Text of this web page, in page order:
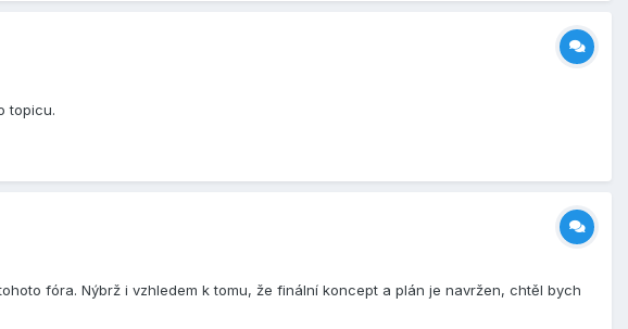
topicu.
fóra. Nýbrž i vzhledem k tomu, že finální koncept a plán je navržen, chtěl bych